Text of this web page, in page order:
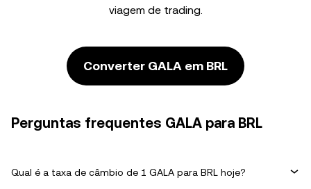
viagem de trading.
Converter GALA em BRL
Perguntas frequentes GALA para BRL
Qual é a taxa de câmbio de 1 GALA para BRL hoje?